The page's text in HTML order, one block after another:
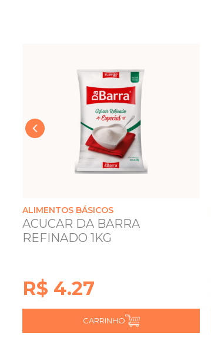
ALIMENTOS BÁSICOS
ACUCAR DA BARRA
REFINADO 1KG
R$ 4.27
CARRINHO
‹